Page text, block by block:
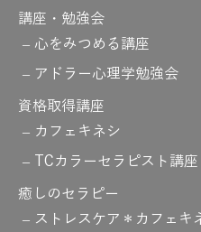
講座・勉強会
心をみつめる講座
アドラー心理学勉強会
資格取得講座
カフェキネシ
TCカラーセラピスト講座
癒しのセラピー
ストレスケア＊カフェキ